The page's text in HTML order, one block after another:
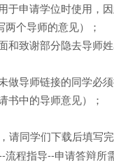
申请学位时使用，
个导师的意见）；
致谢部分隐去导师
导师链接的同学必
中的导师意见）；
同学们下载后填写完
程指导--申请答辩所